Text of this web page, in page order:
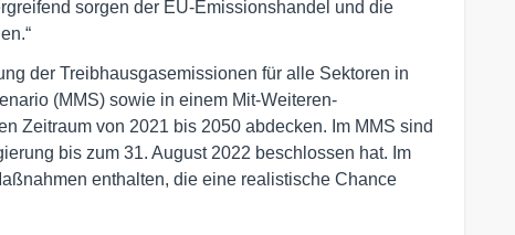
sorgen der EU-Emissionshandel und die
der Treibhausgas­emissionen für alle Sektoren in
(MMS) sowie in einem Mit-Weiteren-
Zeitraum von 2021 bis 2050 abdecken. Im MMS sind
bis zum 31. August 2022 beschlossen hat. Im
enthalten, die eine realistische Chance